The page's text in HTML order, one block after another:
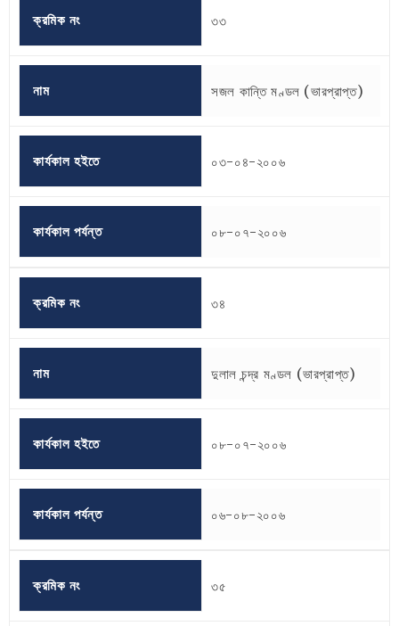
ক্রমিক নং ৩৩
নাম সজল কান্তি মণ্ডল (ভারপ্রাপ্ত)
কার্যকাল হইতে ০৩-০৪-২০০৬
কার্যকাল পর্যন্ত ০৮-০৭-২০০৬
ক্রমিক নং ৩৪
নাম দুলাল চন্দ্র মণ্ডল (ভারপ্রাপ্ত)
কার্যকাল হইতে ০৮-০৭-২০০৬
কার্যকাল পর্যন্ত ০৬-০৮-২০০৬
ক্রমিক নং ৩৫